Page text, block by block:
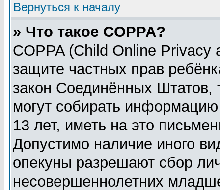
Вернуться к началу
» Что такое COPPA?
COPPA (Child Online Privacy
защите частных прав
закон Соединённых Штатов,
могут собирать
13 лет, иметь на это
Допустимо наличие иного
опекуны разрешают сбор
несовершеннолетних